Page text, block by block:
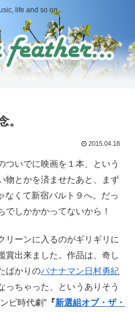
life and so on...
。
2015.04.18
いでに映画を１本、という
物とかを済ませたあと、まず
くて新宿バルト９へ。だっ
しかかかってないから！
ーンに入るのがギリギリに
賞出来ました。作品は、奇し
ばかりのバナナマン日村勇紀
っちゃった、というありそう
ビ時代劇” 『新選組オブ・ザ・